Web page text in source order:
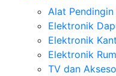
Alat Pendingin
Elektronik
Elektronik
Elektronik
TV dan